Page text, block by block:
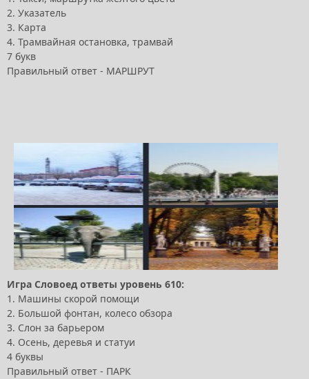
2. Указатель
3. Карта
4. Трамвайная остановка, трамвай
7 букв
Правильный ответ - МАРШРУТ
Игра Словоед ответы уровень 610:
1. Машины скорой помощи
2. Большой фонтан, колесо обзора
3. Слон за барьером
4. Осень, деревья и статуи
4 буквы
Правильный ответ - ПАРК